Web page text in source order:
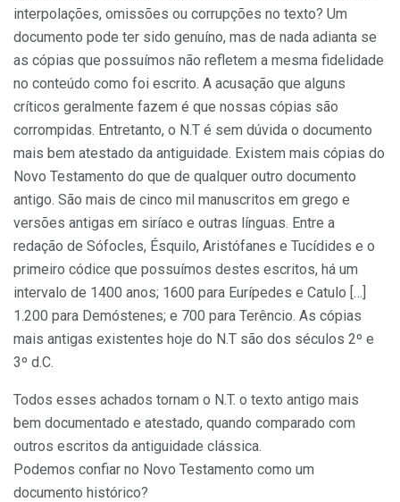
interpolações, omissões ou corrupções no texto? Um
documento pode ter sido genuíno, mas de nada adianta se
as cópias que possuímos não refletem a mesma fidelidade
no conteúdo como foi escrito. A acusação que alguns
críticos geralmente fazem é que nossas cópias são
corrompidas. Entretanto, o N.T é sem dúvida o documento
mais bem atestado da antiguidade. Existem mais cópias do
Novo Testamento do que de qualquer outro documento
antigo. São mais de cinco mil manuscritos em grego e
versões antigas em siríaco e outras línguas. Entre a
redação de Sófocles, Ésquilo, Aristófanes e Tucídides e o
primeiro códice que possuímos destes escritos, há um
intervalo de 1400 anos; 1600 para Eurípedes e Catulo […]
1.200 para Demóstenes; e 700 para Terêncio. As cópias
mais antigas existentes hoje do N.T são dos séculos 2º e
3º d.C.
Todos esses achados tornam o N.T. o texto antigo mais
bem documentado e atestado, quando comparado com
outros escritos da antiguidade clássica.
Podemos confiar no Novo Testamento como um
documento histórico?